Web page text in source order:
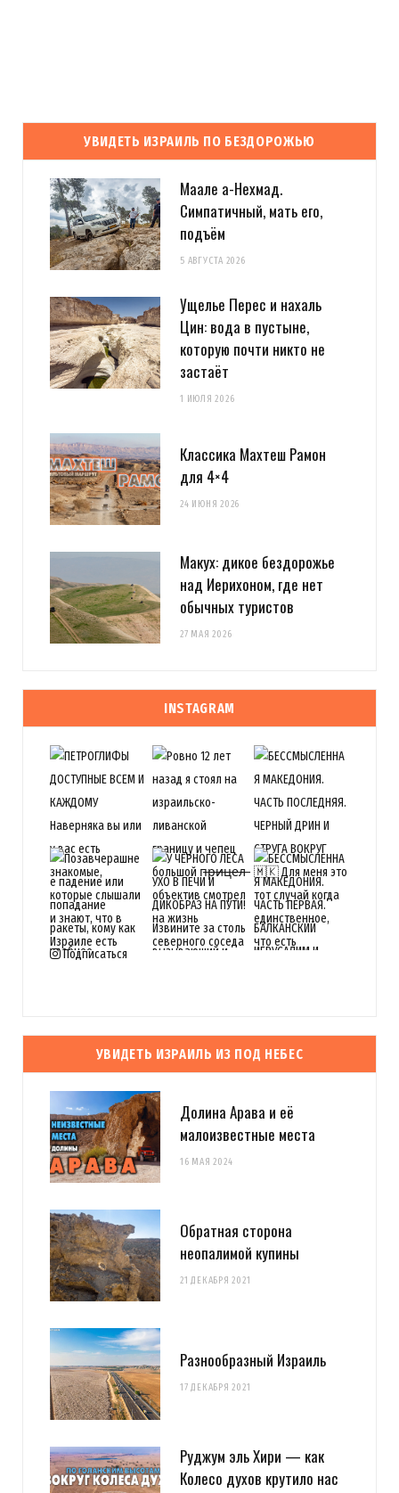
УВИДЕТЬ ИЗРАИЛЬ ПО БЕЗДОРОЖЬЮ
Маале а-Нехмад.
Симпатичный, мать его,
подъём
5 АВГУСТА 2026
Ущелье Перес и нахаль
Цин: вода в пустыне,
которую почти никто не
застаёт
1 ИЮЛЯ 2026
Классика Махтеш Рамон
для 4×4
24 ИЮНЯ 2026
Макух: дикое бездорожье
над Иерихоном, где нет
обычных туристов
27 МАЯ 2026
INSTAGRAM
Подписаться
УВИДЕТЬ ИЗРАИЛЬ ИЗ ПОД НЕБЕС
Долина Арава и её
малоизвестные места
16 МАЯ 2024
Обратная сторона
неопалимой купины
21 ДЕКАБРЯ 2021
Разнообразный Израиль
17 ДЕКАБРЯ 2021
Руджум эль Хири — как
Колесо духов крутило нас